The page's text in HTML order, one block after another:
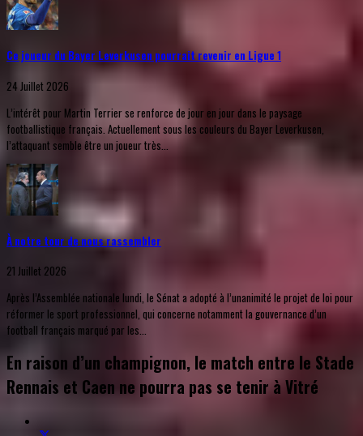
Ce joueur du Bayer Leverkusen pourrait revenir en Ligue 1
24 Juillet 2026
L’intérêt pour Martin Terrier se renforce de jour en jour dans le paysage
footballistique français. Actuellement sous les couleurs du Bayer Leverkusen,
l’attaquant semble être un joueur très...
À notre tour de nous rassembler
21 Juillet 2026
Après l’Assemblée nationale lundi, le Sénat a adopté à l’unanimité le projet de loi pour
réformer le sport professionnel, qui concerne notamment la gouvernance d’un
football français marqué par les...
En raison d’un champignon, le match entre le Stade
Rennais et Caen ne pourra pas se tenir à Vitré